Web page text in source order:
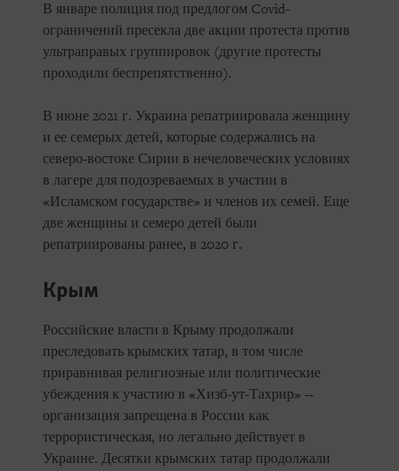
В январе полиция под предлогом Covid-
ограничений пресекла две акции протеста против
ультраправых группировок (другие протесты
проходили беспрепятственно).
В июне 2021 г. Украина репатриировала женщину
и ее семерых детей, которые содержались на
северо-востоке Сирии в нечеловеческих условиях
в лагере для подозреваемых в участии в
«Исламском государстве» и членов их семей. Еще
две женщины и семеро детей были
репатриированы ранее, в 2020 г.
Крым
Российские власти в Крыму продолжали
преследовать крымских татар, в том числе
приравнивая религиозные или политические
убеждения к участию в «Хизб-ут-Тахрир» --
организация запрещена в России как
террористическая, но легально действует в
Украине. Десятки крымских татар продолжали